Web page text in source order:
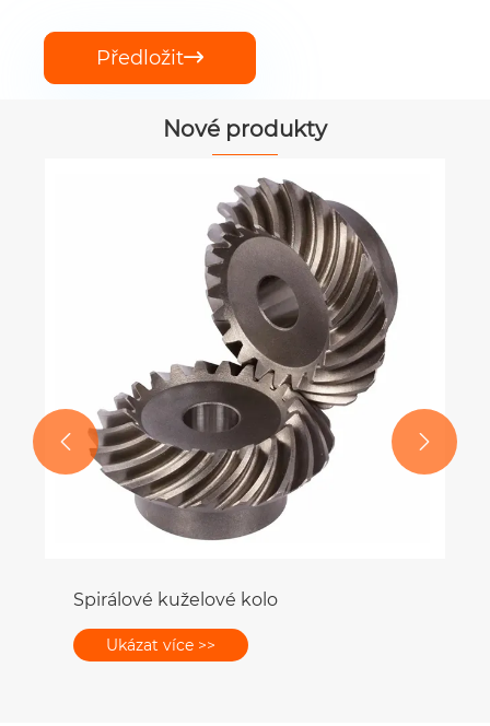
Předložit
Nové produkty
Spirálové kuželové kolo
Ukázat více >>
 